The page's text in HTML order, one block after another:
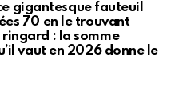
gigantesque fauteuil
70 en le trouvant
: la somme
vaut en 2026 donne le